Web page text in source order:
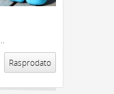
Rasprodato